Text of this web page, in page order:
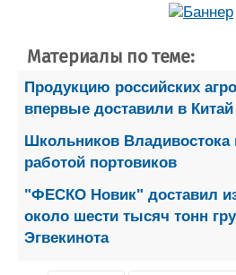
Материалы по теме:
Продукцию российских
впервые доставили в
Школьников Владивостока
работой портовиков
"ФЕСКО Новик" доставил
около шести тысяч тонн
Эгвекинота